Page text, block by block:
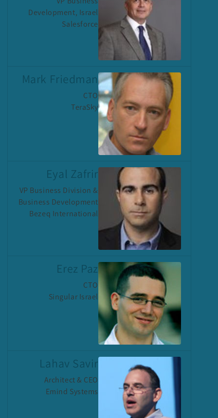
Development, Israel
Salesforce
Mark Friedman
CTO
TeraSky
Eyal Zafrir
VP Business Division &
Business Development
Bezeq International
Erez Paz
CTO
Singular Israel
Lahav Savir
Architect & CEO
Emind Systems